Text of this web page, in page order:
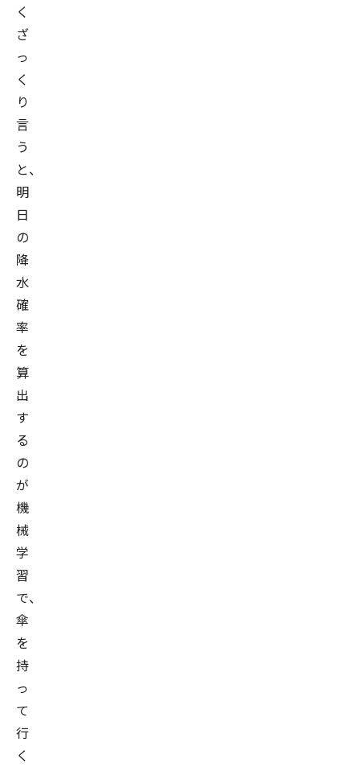
く
ざ
っ
く
り
言
う
と、
明
日
の
降
水
確
率
を
算
出
す
る
の
が
機
械
学
習
で、
傘
を
持
っ
て
行
く